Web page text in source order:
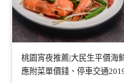
桃園宵夜推薦|大民生平價海
應附菜單價錢、停車交通